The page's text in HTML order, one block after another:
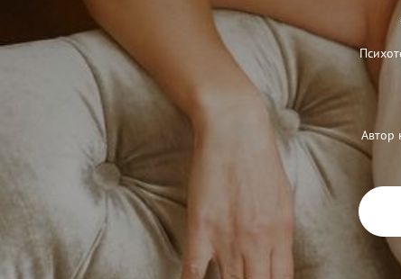
Автор